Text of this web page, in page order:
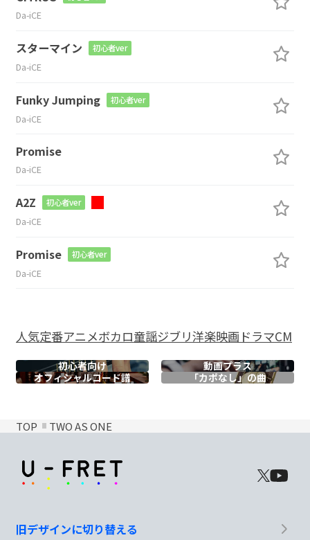
Da-iCE
スターマイン 初心者ver
Da-iCE
Funky Jumping 初心者ver
Da-iCE
Promise
Da-iCE
A2Z 初心者ver
Da-iCE
Promise 初心者ver
Da-iCE
人気定番アニメボカロ童謡ジブリ洋楽映画ドラマCM
初心者向け
動画プラス
オフィシャルコード譜 「カポなし」の曲
TOP TWO AS ONE
旧デザインに切り替える